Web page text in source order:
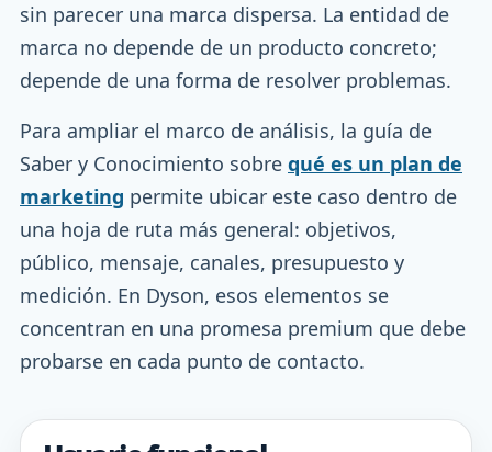
sin parecer una marca dispersa. La entidad de
marca no depende de un producto concreto;
depende de una forma de resolver problemas.
Para ampliar el marco de análisis, la guía de
Saber y Conocimiento sobre qué es un plan de
marketing permite ubicar este caso dentro de
una hoja de ruta más general: objetivos,
público, mensaje, canales, presupuesto y
medición. En Dyson, esos elementos se
concentran en una promesa premium que debe
probarse en cada punto de contacto.